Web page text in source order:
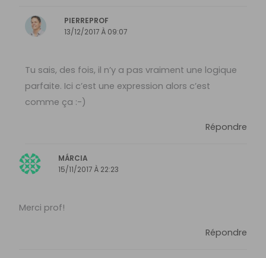
PIERREPROF
13/12/2017 À 09:07
Tu sais, des fois, il n’y a pas vraiment une logique
parfaite. Ici c’est une expression alors c’est
comme ça :-)
Répondre
MÁRCIA
15/11/2017 À 22:23
Merci prof!
Répondre